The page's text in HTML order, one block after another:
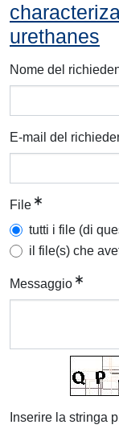
urethanes
Nome del
E-mail del
File
tutti i file (di
il file(s) che
Messaggio
Inserire la stringa